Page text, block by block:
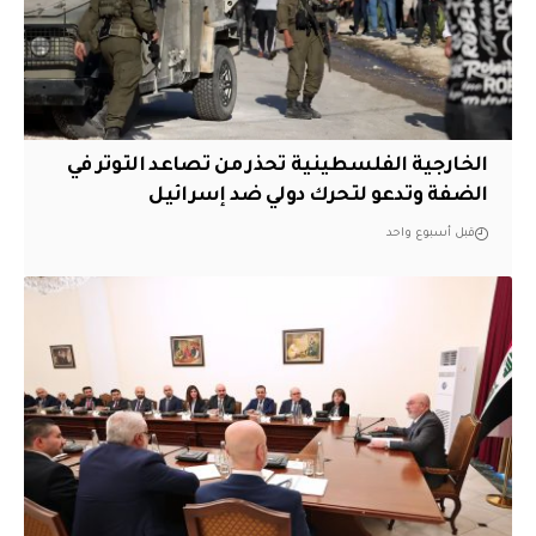
الخارجية الفلسطينية تحذر من تصاعد التوتر في
الضفة وتدعو لتحرك دولي ضد إسرائيل
قبل أسبوع واحد